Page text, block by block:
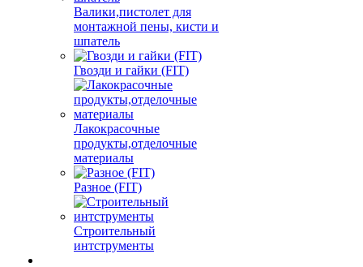
Валики,пистолет для
монтажной пены, кисти и
шпатель
Гвозди и гайки (FIT)
Лакокрасочные
продукты,отделочные
материалы
Разное (FIT)
Строительный
интструменты